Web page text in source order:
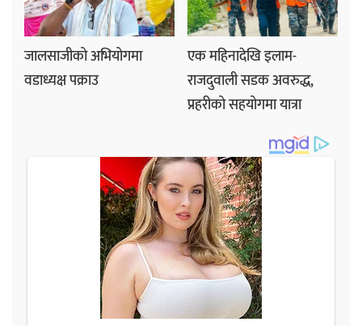
जालसाजीको अभियोगमा
वडाध्यक्ष पक्राउ
एक महिनादेखि इलाम-
राजदुवाली सडक अवरुद्ध,
प्रहरीको सहयोगमा यात्रा